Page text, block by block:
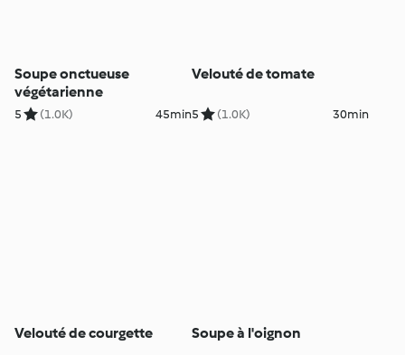
Soupe onctueuse
végétarienne
5 (1.0K) 45min
Velouté de tomate
5 (1.0K) 30min
Velouté de courgette Soupe à l'oignon